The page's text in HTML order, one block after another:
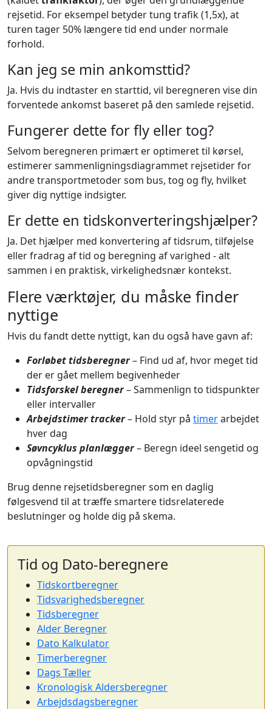
rejsetid. For eksempel betyder tung trafik (1,5x), at
turen tager 50% længere tid end under normale
forhold.
Kan jeg se min ankomsttid?
Ja. Hvis du indtaster en starttid, vil beregneren vise din
forventede ankomst baseret på den samlede rejsetid.
Fungerer dette for fly eller tog?
Selvom beregneren primært er optimeret til kørsel,
estimerer sammenligningsdiagrammet rejsetider for
andre transportmetoder som bus, tog og fly, hvilket
giver dig nyttige indsigter.
Er dette en tidskonverteringshjælper?
Ja. Det hjælper med konvertering af tidsrum, tilføjelse
eller fradrag af tid og beregning af varighed - alt
sammen i en praktisk, virkelighedsnær kontekst.
Flere værktøjer, du måske finder
nyttige
Hvis du fandt dette nyttigt, kan du også have gavn af:
Forløbet tidsberegner– Find ud af, hvor meget tid
der er gået mellem begivenheder
Tidsforskel beregner– Sammenlign to tidspunkter
eller intervaller
Arbejdstimer tracker– Hold styr på timerarbejdet
hver dag
Søvncyklus planlægger– Beregn ideel sengetid og
opvågningstid
Brug denne rejsetidsberegner som en daglig
følgesvend til at træffe smartere tidsrelaterede
beslutninger og holde dig på skema.
Tid og Dato-beregnere
Tidskortberegner
Tidsvarighedsberegner
Tidsberegner
Alder Beregner
Dato Kalkulator
Timerberegner
Dags Tæller
Kronologisk Aldersberegner
Arbejdsdagsberegner